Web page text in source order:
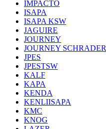
IMPACTO
ISAPA
ISAPA KSW
JAGUIRE
JOURNEY
JOURNEY SCHRADER
JPES
JPESTSW
KALF
KAPA
KENDA
KENLIISAPA
KMC
KNOG